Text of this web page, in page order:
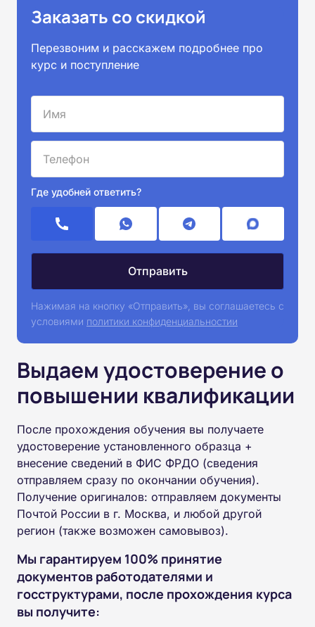
Заказать со скидкой
Перезвоним и расскажем подробнее про
курс и поступление
Где удобней ответить?
Нажимая на кнопку «Отправить», вы соглашаетесь с
условиями политики конфиденциальностии
Выдаем удостоверение о
повышении квалификации
После прохождения обучения вы получаете
удостоверение установленного образца +
внесение сведений в ФИС ФРДО (сведения
отправляем сразу по окончании обучения).
Получение оригиналов: отправляем документы
Почтой России в г. Москва, и любой другой
регион (также возможен самовывоз).
Мы гарантируем 100% принятие
документов работодателями и
госструктурами, после прохождения курса
вы получите: